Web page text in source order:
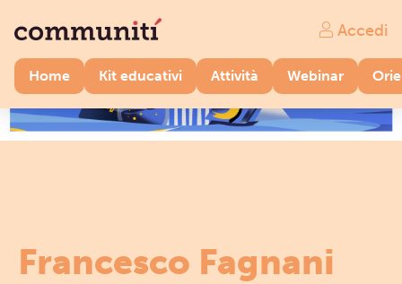
Home Kit educativi Attività Webinar
Accedi
Francesco Fagnani